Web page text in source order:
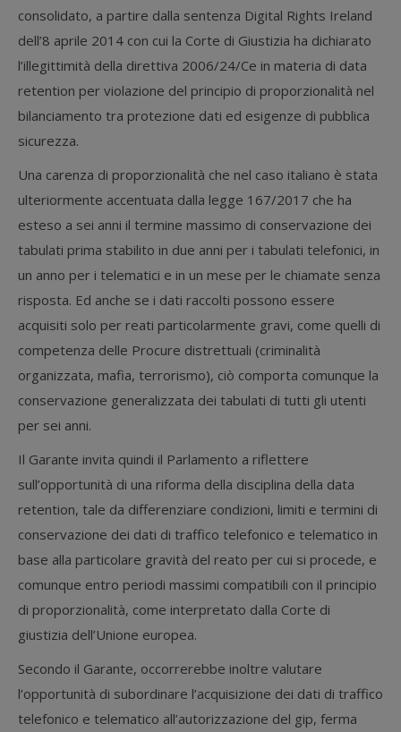
consolidato, a partire dalla sentenza Digital Rights Ireland
dell’8 aprile 2014 con cui la Corte di Giustizia ha dichiarato
l’illegittimità della direttiva 2006/24/Ce in materia di data
retention per violazione del principio di proporzionalità nel
bilanciamento tra protezione dati ed esigenze di pubblica
sicurezza.
Una carenza di proporzionalità che nel caso italiano è stata
ulteriormente accentuata dalla legge 167/2017 che ha
esteso a sei anni il termine massimo di conservazione dei
tabulati prima stabilito in due anni per i tabulati telefonici, in
un anno per i telematici e in un mese per le chiamate senza
risposta. Ed anche se i dati raccolti possono essere
acquisiti solo per reati particolarmente gravi, come quelli di
competenza delle Procure distrettuali (criminalità
organizzata, mafia, terrorismo), ciò comporta comunque la
conservazione generalizzata dei tabulati di tutti gli utenti
per sei anni.
Il Garante invita quindi il Parlamento a riflettere
sull’opportunità di una riforma della disciplina della data
retention, tale da differenziare condizioni, limiti e termini di
conservazione dei dati di traffico telefonico e telematico in
base alla particolare gravità del reato per cui si procede, e
comunque entro periodi massimi compatibili con il principio
di proporzionalità, come interpretato dalla Corte di
giustizia dell’Unione europea.
Secondo il Garante, occorrerebbe inoltre valutare
l’opportunità di subordinare l’acquisizione dei dati di traffico
telefonico e telematico all’autorizzazione del gip, ferma